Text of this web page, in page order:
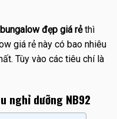
đẹp giá rẻthì
giá rẻ này có bao nhiêu
Tùy vào các tiêu chí là
nghỉ dưỡng NB92